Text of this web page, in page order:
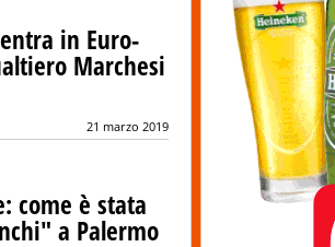
in Euro-
Marchesi
21 marzo 2019
come è stata
a Palermo